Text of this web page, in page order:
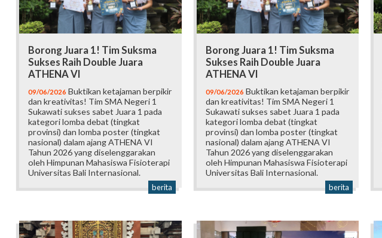
Borong Juara 1! Tim Suksma
Sukses Raih Double Juara
ATHENA VI
09/06/2026 Buktikan ketajaman berpikir
dan kreativitas! Tim SMA Negeri 1
Sukawati sukses sabet Juara 1 pada
kategori lomba debat (tingkat
provinsi) dan lomba poster (tingkat
nasional) dalam ajang ATHENA VI
Tahun 2026 yang diselenggarakan
oleh Himpunan Mahasiswa Fisioterapi
Universitas Bali Internasional.
berita
Borong Juara 1! Tim Suksma
Sukses Raih Double Juara
ATHENA VI
09/06/2026 Buktikan ketajaman berpikir
dan kreativitas! Tim SMA Negeri 1
Sukawati sukses sabet Juara 1 pada
kategori lomba debat (tingkat
provinsi) dan lomba poster (tingkat
nasional) dalam ajang ATHENA VI
Tahun 2026 yang diselenggarakan
oleh Himpunan Mahasiswa Fisioterapi
Universitas Bali Internasional.
berita